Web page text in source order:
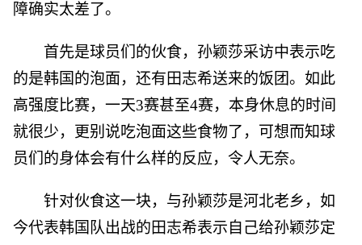
障确实太差了。
首先是球员们的伙食，孙颖莎采访中表示吃
的是韩国的泡面，还有田志希送来的饭团。如此
高强度比赛，一天3赛甚至4赛，本身休息的时间
就很少，更别说吃泡面这些食物了，可想而知球
员们的身体会有什么样的反应，令人无奈。
针对伙食这一块，与孙颖莎是河北老乡，如
今代表韩国队出战的田志希表示自己给孙颖莎定